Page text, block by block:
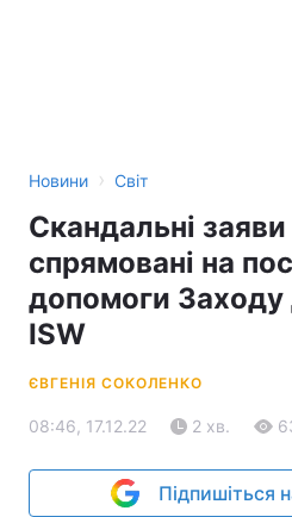
Новини › Світ
Скандальні
спрямовані на
допомоги Заходу
ISW
ЄВГЕНІЯ СОКОЛЕНКО
08:46, 17.12.22 2 хв.
Підпишіться